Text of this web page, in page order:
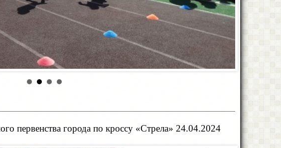
первенства города по кроссу «Стрела» 24.04.2024